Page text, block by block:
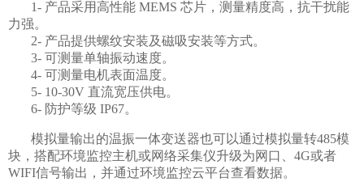
1- 产品采用高性能 MEMS 芯片，测量精度高，抗干扰能
力强。
2- 产品提供螺纹安装及磁吸安装等方式。
3- 可测量单轴振动速度。
4- 可测量电机表面温度。
5- 10-30V 直流宽压供电。
6- 防护等级 IP67。
模拟量输出的温振一体变送器也可以通过模拟量转485模
块，搭配环境监控主机或网络采集仪升级为网口、4G或者
WIFI信号输出，并通过环境监控云平台查看数据。